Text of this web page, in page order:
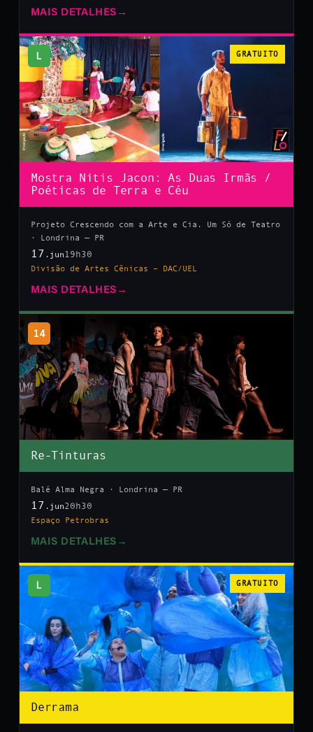
MAIS DETALHES →
L GRATUITO
Mostra Nitis Jacon: As Duas Irmãs /
Poéticas de Terra e Céu
Projeto Crescendo com a Arte e Cia. Um Só de Teatro
· Londrina — PR
17 .jun 19h30
Divisão de Artes Cênicas – DAC/UEL
MAIS DETALHES →
14
Re-Tinturas
Balé Alma Negra · Londrina — PR
17 .jun20h30
Espaço Petrobras
MAIS DETALHES →
L GRATUITO
Derrama